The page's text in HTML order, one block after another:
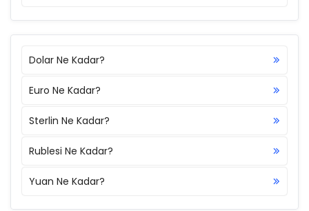
Dolar Ne Kadar?
Euro Ne Kadar?
Sterlin Ne Kadar?
Rublesi Ne Kadar?
Yuan Ne Kadar?